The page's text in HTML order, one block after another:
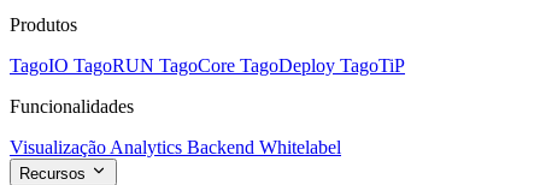
Produtos
TagoIO TagoRUN TagoCore TagoDeploy TagoTiP
Funcionalidades
Visualização Analytics Backend Whitelabel
Recursos